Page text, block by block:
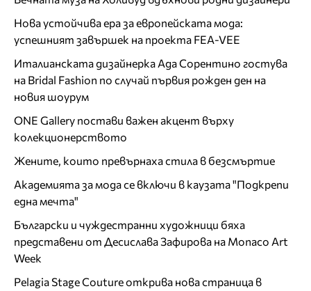
Нова устойчива ера за европейската мода:
успешният завършек на проекта FEA-VEE
Италианската дизайнерка Ада Сорентино гостува
на Bridal Fashion по случай първия рожден ден на
новия шоурум
ONE Gallery постави важен акцент върху
колекционерството
Жените, които превърнаха стила в безсмъртие
Академията за мода се включи в каузата "Подкрепи
една мечта"
Български и чуждестранни художници бяха
представени от Десислава Зафирова на Monaco Art
Week
Pelagia Stage Couture открива нова страница в